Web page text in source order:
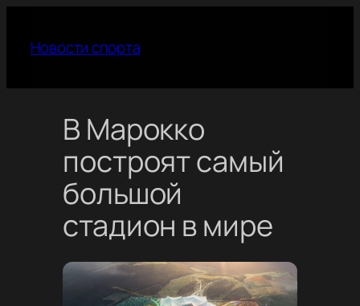
содержимому
Новости спорта
В Марокко
построят самый
большой
стадион в мире